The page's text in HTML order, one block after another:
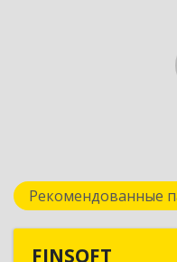
Рекомендованные
FINSOFT